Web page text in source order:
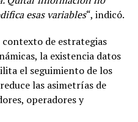
esas variables“, indicó.
de estrategias
la existencia datos
el seguimiento de los
las asimetrías de
operadores y